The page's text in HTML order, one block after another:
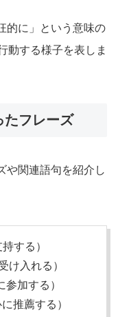
的に」という意味の
動する様子を表しま
フレーズ
や関連語句を紹介し
する）
け入れる）
参加する）
に推薦する）